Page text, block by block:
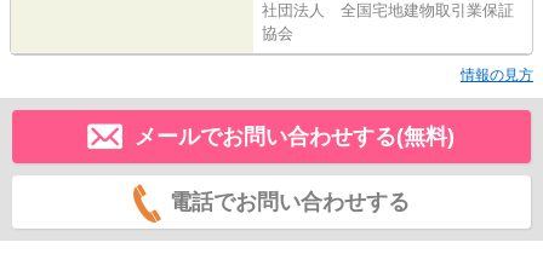
社団法人 全国宅地建物取引業保証
協会
情報の見方
メールでお問い合わせする(無料)
電話でお問い合わせする